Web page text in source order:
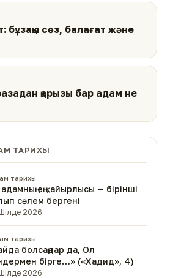
бұзақы сөз, балағат және
қарызы бар адам не
ТАРИХЫ
тарихы
адамның ең қайырлысы — бірінші
сәлем бергені
2026
тарихы
болсаңдар да, Ол
бірге…» («Хадид», 4)
2026